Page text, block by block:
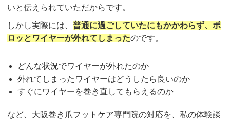
いと伝えられていただからです。
しかし実際には、普通に過ごしていたにもかかわらず、ポ
ロッとワイヤーが外れてしまったのです。
どんな状況でワイヤーが外れたのか
外れてしまったワイヤーはどうしたら良いのか
すぐにワイヤーを巻き直してもらえるのか
など、大阪巻き爪フットケア専門院の対応を、私の体験談